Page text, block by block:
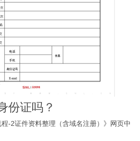
份证吗？
-2证件资料整理（含域名注册）》网页中